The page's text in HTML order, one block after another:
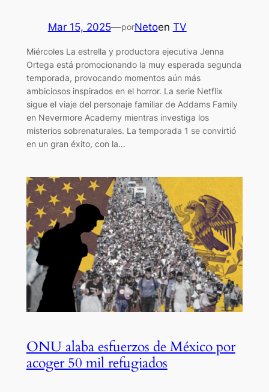
Mar 15, 2025—porNetoen TV
Miércoles La estrella y productora ejecutiva Jenna
Ortega está promocionando la muy esperada segunda
temporada, provocando momentos aún más
ambiciosos inspirados en el horror. La serie Netflix
sigue el viaje del personaje familiar de Addams Family
en Nevermore Academy mientras investiga los
misterios sobrenaturales. La temporada 1 se convirtió
en un gran éxito, con la…
ONU alaba esfuerzos de México por
acoger 50 mil refugiados